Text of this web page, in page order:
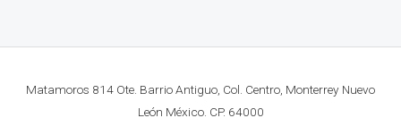
Matamoros 814 Ote. Barrio Antiguo, Col. Centro, Monterrey Nuevo
León México. CP. 64000